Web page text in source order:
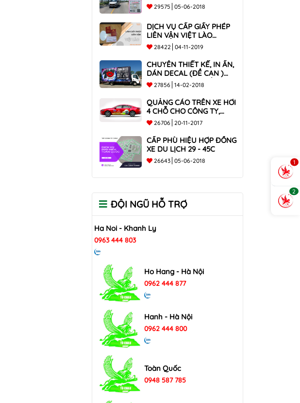
29575 05-06-2018
DỊCH VỤ CẤP GIẤY PHÉP
LIÊN VẬN VIỆT LÀO
NHANH CHÓNG , UY TÍN
TOÀN QUỐC
28422 04-11-2019
CHUYÊN THIẾT KẾ, IN ẤN,
DÁN DECAL (ĐỀ CAN )
TRÊN THÙNG XE TẢI CHO
CÔNG TY
27856 14-02-2018
QUẢNG CÁO TRÊN XE HƠI
4 CHỖ CHO CÔNG TY,
DOANH NGHIỆP
26706 20-11-2017
CẤP PHÙ HIỆU HỢP ĐỒNG
XE DU LỊCH 29 - 45C
26643 05-06-2018
ĐỘI NGŨ HỖ TRỢ
Ha Noi - Khanh Ly
0963 444 803
Ho Hang - Hà Nội
0962 444 877
Hanh - Hà Nội
0962 444 800
Toàn Quốc
0948 587 785
1
2